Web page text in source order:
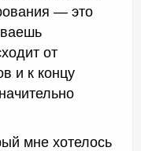
— это
от
и к концу
мне хотелось